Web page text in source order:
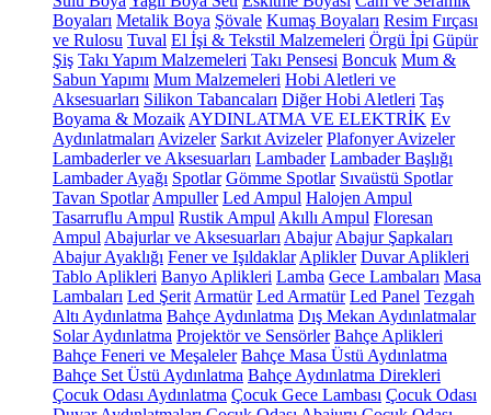
Boyaları Metalik Boya Şövale Kumaş Boyaları Resim Fırçası
ve Rulosu Tuval El İşi & Tekstil Malzemeleri Örgü İpi Güpür
Şiş Takı Yapım Malzemeleri Takı Pensesi Boncuk Mum &
Sabun Yapımı Mum Malzemeleri Hobi Aletleri ve
Aksesuarları Silikon Tabancaları Diğer Hobi Aletleri Taş
Boyama & Mozaik AYDINLATMA VE ELEKTRİK Ev
Aydınlatmaları Avizeler Sarkıt Avizeler Plafonyer Avizeler
Lambaderler ve Aksesuarları Lambader Lambader Başlığı
Lambader Ayağı Spotlar Gömme Spotlar Sıvaüstü Spotlar
Tavan Spotlar Ampuller Led Ampul Halojen Ampul
Tasarruflu Ampul Rustik Ampul Akıllı Ampul Floresan
Ampul Abajurlar ve Aksesuarları Abajur Abajur Şapkaları
Abajur Ayaklığı Fener ve Işıldaklar Aplikler Duvar Aplikleri
Tablo Aplikleri Banyo Aplikleri Lamba Gece Lambaları Masa
Lambaları Led Şerit Armatür Led Armatür Led Panel Tezgah
Altı Aydınlatma Bahçe Aydınlatma Dış Mekan Aydınlatmalar
Solar Aydınlatma Projektör ve Sensörler Bahçe Aplikleri
Bahçe Feneri ve Meşaleler Bahçe Masa Üstü Aydınlatma
Bahçe Set Üstü Aydınlatma Bahçe Aydınlatma Direkleri
Çocuk Odası Aydınlatma Çocuk Gece Lambası Çocuk Odası